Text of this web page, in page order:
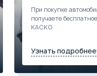
При покупке
получаете бесплатное
КАСКО
Узнать подробнее